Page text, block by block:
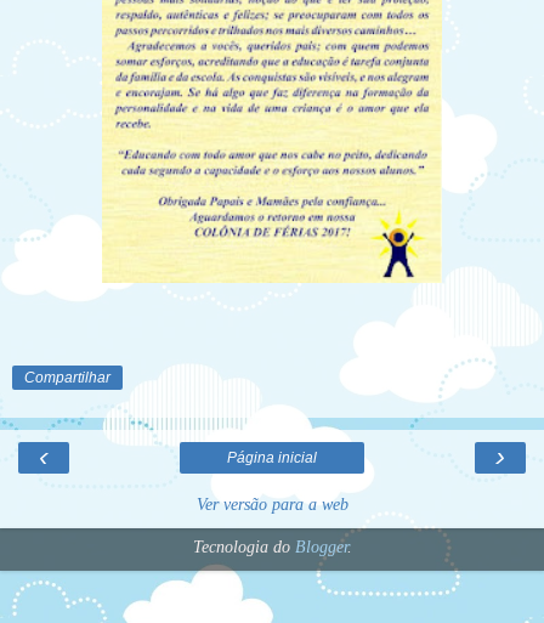
Compartilhar
‹ ›
Página inicial
Ver versão para a web
Tecnologia do Blogger.